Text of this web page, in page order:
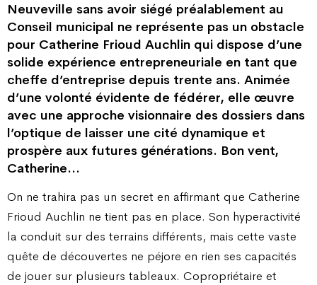
Neuveville sans avoir siégé préalablement au
Conseil municipal ne représente pas un obstacle
pour Catherine Frioud Auchlin qui dispose d’une
solide expérience entrepreneuriale en tant que
cheffe d’entreprise depuis trente ans. Animée
d’une volonté évidente de fédérer, elle œuvre
avec une approche visionnaire des dossiers dans
l’optique de laisser une cité dynamique et
prospère aux futures générations. Bon vent,
Catherine…
On ne trahira pas un secret en affirmant que Catherine
Frioud Auchlin ne tient pas en place. Son hyperactivité
la conduit sur des terrains différents, mais cette vaste
quête de découvertes ne péjore en rien ses capacités
de jouer sur plusieurs tableaux. Copropriétaire et